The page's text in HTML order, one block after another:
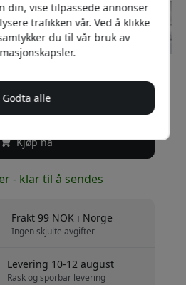
pris
NOK
Kjøp nå
- klar til å sendes
Frakt 99 NOK i Norge
Ingen skjulte avgifter
Levering 10-12 august
Rask og sporbar levering
din, vise tilpassede annonser
trafikken vår. Ved å klikke
du til vår bruk av
Godta alle